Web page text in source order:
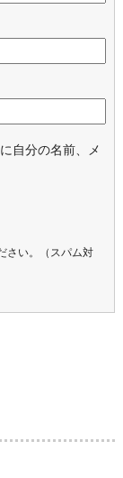
自分の名前、メ
さい。（スパム対